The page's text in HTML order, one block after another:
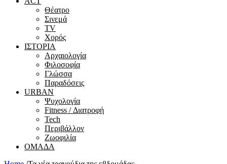
Θέατρο
Σινεμά
ΤV
Χορός
ΙΣΤΟΡΙΑ
Αρχαιολογία
Φιλοσοφία
Γλώσσα
Παραδόσεις
URBAN
Ψυχολογία
Fitness / Διατροφή
Tech
Περιβάλλον
Ζωοφιλία
ΟΜΑΔΑ